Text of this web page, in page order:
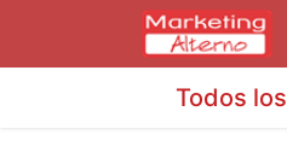
Todos